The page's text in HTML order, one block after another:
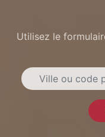
Utilisez le